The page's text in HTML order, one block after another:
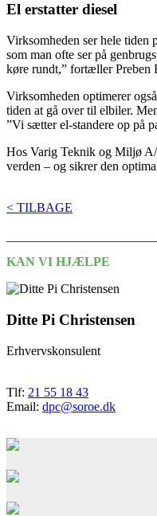
El erstatter diesel
Virksomheden ser hele tiden
som man ofte ser på
køre rundt,” fortæller Preben
Virksomheden optimerer
tiden at gå over til elbiler.
”Vi sætter el-standere op på
Hos Varig Teknik og Miljø
verden – og sikrer den
< TILBAGE
KAN VI HJÆLPE
Ditte Pi Christensen
Erhvervskonsulent
Tlf: 21 55 18 43
Email: dpc@soroe.dk